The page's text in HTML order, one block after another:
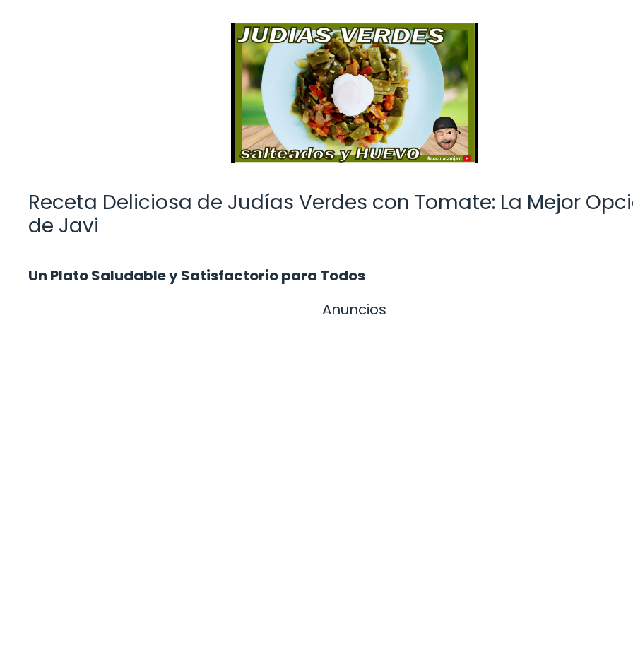
Receta Deliciosa de Judías Verdes con Tomate: La Mejor
de Javi
Un Plato Saludable y Satisfactorio para Todos
Anuncios